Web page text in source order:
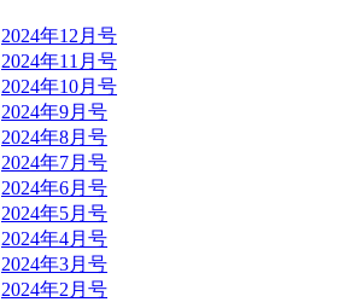
2024年12月号
2024年11月号
2024年10月号
2024年9月号
2024年8月号
2024年7月号
2024年6月号
2024年5月号
2024年4月号
2024年3月号
2024年2月号